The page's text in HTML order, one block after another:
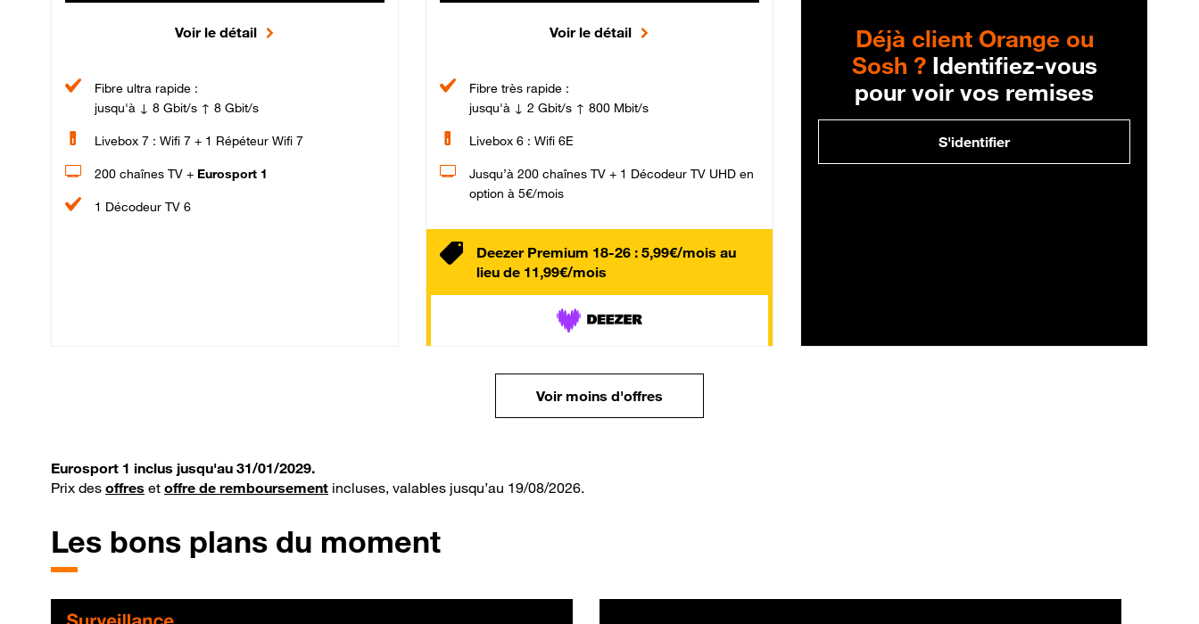
Voir le détail
Fibre ultra rapide :
jusqu'à ↓ 8 Gbit/s ↑ 8 Gbit/s
Livebox 7 : Wifi 7 + 1 Répéteur Wifi 7
200 chaînes TV + Eurosport 1
1 Décodeur TV 6
Voir le détail
Fibre très rapide :
jusqu'à ↓ 2 Gbit/s ↑ 800 Mbit/s
Livebox 6 : Wifi 6E
Jusqu’à 200 chaînes TV + 1 Décodeur TV UHD en
option à 5€/mois
Deezer Premium 18-26 : 5,99€/mois au
lieu de 11,99€/mois
Déjà client Orange ou
Sosh ?Identifiez-vous
pour voir vos remises
S'identifier
Voir moins d'offres
Eurosport 1 inclus jusqu'au 31/01/2029.
Prix des offres et offre de remboursement incluses, valables jusqu’au 19/08/2026.
Les bons plans du moment